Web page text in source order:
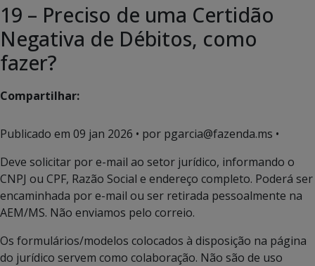
19 – Preciso de uma Certidão
Negativa de Débitos, como
fazer?
Compartilhar:
Publicado em 09 jan 2026 • por pgarcia@fazenda.ms •
Deve solicitar por e-mail ao setor jurídico, informando o
CNPJ ou CPF, Razão Social e endereço completo. Poderá ser
encaminhada por e-mail ou ser retirada pessoalmente na
AEM/MS. Não enviamos pelo correio.
Os formulários/modelos colocados à disposição na página
do jurídico servem como colaboração. Não são de uso